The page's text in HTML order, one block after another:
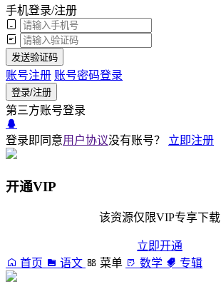
手机登录/注册
发送验证码
账号注册 账号密码登录
登录/注册
第三方账号登录
登录即同意用户协议没有账号？ 立即注册
开通VIP
该资源仅限VIP专享下载
立即开通
首页
语文 菜单 数学 专辑